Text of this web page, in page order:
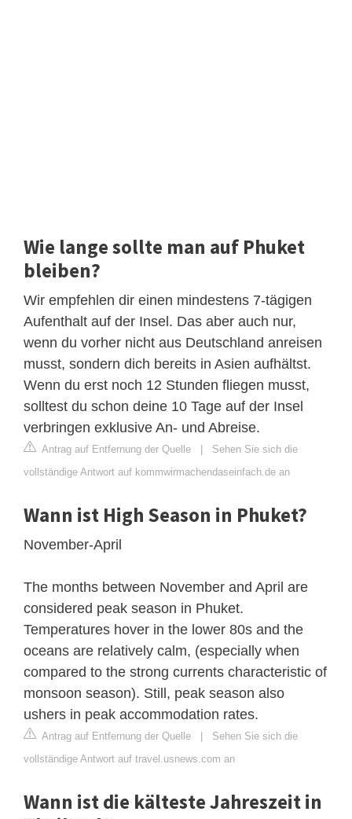
Wie lange sollte man auf Phuket
bleiben?
Wir empfehlen dir einen mindestens 7-tägigen
Aufenthalt auf der Insel. Das aber auch nur,
wenn du vorher nicht aus Deutschland anreisen
musst, sondern dich bereits in Asien aufhältst.
Wenn du erst noch 12 Stunden fliegen musst,
solltest du schon deine 10 Tage auf der Insel
verbringen exklusive An- und Abreise.
Antrag auf Entfernung der Quelle | Sehen Sie sich die
vollständige Antwort auf kommwirmachendaseinfach.de an
Wann ist High Season in Phuket?
November-April
The months between November and April are
considered peak season in Phuket.
Temperatures hover in the lower 80s and the
oceans are relatively calm, (especially when
compared to the strong currents characteristic of
monsoon season). Still, peak season also
ushers in peak accommodation rates.
Antrag auf Entfernung der Quelle | Sehen Sie sich die
vollständige Antwort auf travel.usnews.com an
Wann ist die kälteste Jahreszeit in